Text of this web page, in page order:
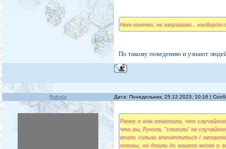
Нет конечно, не запугиваю...
По такому поведению и узнают
Rukola Дата: Понедельник, 25.12.2023, 10:16 |
Ранее я вам ответила, что
что вы, Рукола, "словили" не
могли сильно впечатлиться /
головы, но дошли до вашего мозга и